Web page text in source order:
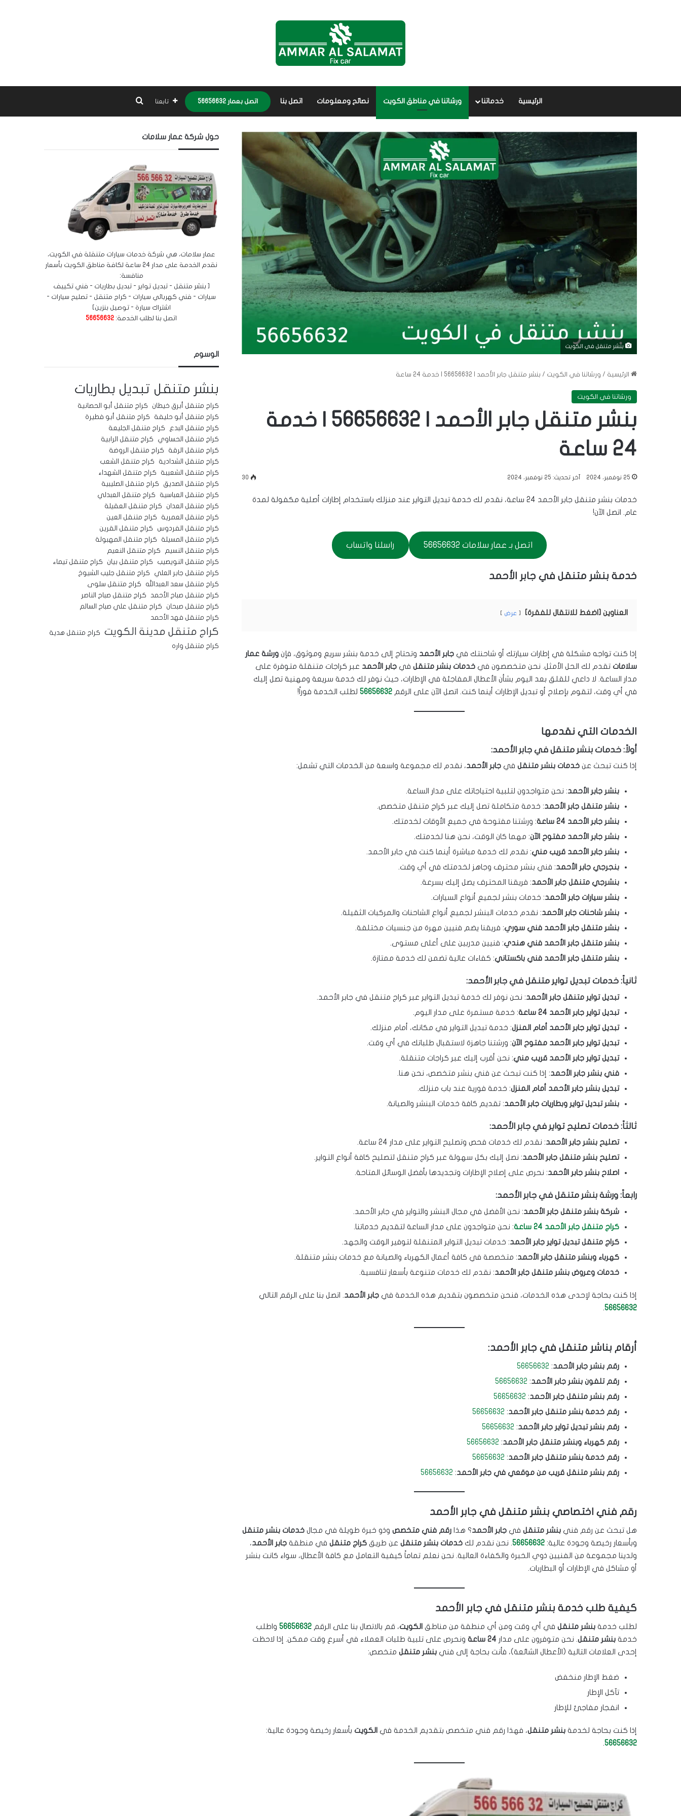
الرئيسية خدماتنا ورشاتنا في مناطق الكويت نصائح ومعلومات اتصل بنا اتصل بعمار 56656632 تابعنا بحث عن
بنشر متنقل في الكويت
الرئيسية / ورشاتنا في الكويت / بنشر متنقل جابر الأحمد | 56656632 | خدمة 24 ساعة
ورشاتنا في الكويت
بنشر متنقل جابر الأحمد | 56656632 | خدمة
24 ساعة
25 نوفمبر، 2024 آخر تحديث: 25 نوفمبر، 2024 30
خدمات بنشر متنقل جابر الأحمد 24 ساعة، نقدم لك خدمة تبديل التواير عند منزلك باستخدام إطارات أصلية مكفولة لمدة
عام. اتصل الآن!
اتصل بـ عمار سلامات 56656632 راسلنا واتساب
خدمة بنشر متنقل في جابر الأحمد
العناوين [اضغط للانتقال للفقرة] عرض
إذا كنت تواجه مشكلة في إطارات سيارتك أو شاحنتك في جابر الأحمد وتحتاج إلى خدمة بنشر سريع وموثوق، فإن ورشة عمار
سلامات تقدم لك الحل الأمثل. نحن متخصصون في خدمات بنشر متنقل في جابر الأحمد عبر كراجات متنقلة متوفرة على
مدار الساعة. لا داعي للقلق بعد اليوم بشأن الأعطال المفاجئة في الإطارات، حيث نوفر لك خدمة سريعة ومهنية تصل إليك
في أي وقت، لتقوم بإصلاح أو تبديل الإطارات أينما كنت. اتصل الآن على الرقم 56656632 لطلب الخدمة فوراً!
الخدمات التي نقدمها
أولاً: خدمات بنشر متنقل في جابر الأحمد:
إذا كنت تبحث عن خدمات بنشر متنقل في جابر الأحمد، نقدم لك مجموعة واسعة من الخدمات التي تشمل:
بنشر جابر الأحمد: نحن متواجدون لتلبية احتياجاتك على مدار الساعة.
بنشر متنقل جابر الأحمد: خدمة متكاملة تصل إليك عبر كراج متنقل متخصص.
بنشر جابر الأحمد 24 ساعة
: ورشتنا مفتوحة في جميع الأوقات لخدمتك.
بنشر جابر الأحمد مفتوح الآن: مهما كان الوقت، نحن هنا لخدمتك.
بنشر جابر الأحمد قريب مني: نقدم لك خدمة مباشرة أينما كنت في جابر الأحمد.
بنجرجي جابر الأحمد: فني بنشر محترف وجاهز لخدمتك في أي وقت.
بنشرجي متنقل جابر الأحمد: فريقنا المحترف يصل إليك بسرعة.
بنشر سيارات جابر الأحمد: خدمات بنشر لجميع أنواع السيارات.
بنشر شاحنات جابر الأحمد: نقدم خدمات البنشر لجميع أنواع الشاحنات والمركبات الثقيلة.
بنشر متنقل جابر الأحمد فني سوري: فريقنا يضم فنيين مهرة من جنسيات مختلفة.
بنشر متنقل جابر الأحمد فني هندي: فنيين مدربين على أعلى مستوى.
بنشر متنقل جابر الأحمد فني باكستاني: كفاءات عالية تضمن لك خدمة ممتازة.
ثانياً: خدمات تبديل تواير متنقل في جابر الأحمد:
تبديل تواير متنقل جابر الأحمد: نحن نوفر لك خدمة تبديل التواير عبر كراج متنقل في جابر الأحمد.
تبديل تواير جابر الأحمد 24 ساعة
: خدمة مستمرة على مدار اليوم.
تبديل تواير جابر الأحمد أمام المنزل: خدمة تبديل التواير في مكانك، أمام منزلك.
تبديل تواير جابر الأحمد مفتوح الآن: ورشتنا جاهزة لاستقبال طلباتك في أي وقت.
تبديل تواير جابر الأحمد قريب مني: نحن أقرب إليك عبر كراجات متنقلة.
فني بنشر جابر الأحمد: إذا كنت تبحث عن فني بنشر متخصص، نحن هنا.
تبديل بنشر جابر الأحمد أمام المنزل: خدمة فورية عند باب منزلك.
بنشر تبديل تواير وبطاريات جابر الأحمد: تقديم كافة خدمات البنشر والصيانة.
ثالثاً: خدمات تصليح تواير في جابر الأحمد:
تصليح بنشر جابر الأحمد: نقدم لك خدمات فحص وتصليح التواير على مدار 24 ساعة.
تصليح بنشر متنقل جابر الأحمد: نصل إليك بكل سهولة عبر كراج متنقل لتصليح كافة أنواع التواير.
اصلاح بنشر جابر الأحمد: نحرص على إصلاح الإطارات وتجديدها بأفضل الوسائل المتاحة.
رابعاً: ورشة بنشر متنقل في جابر الأحمد:
شركة بنشر متنقل جابر الأحمد: نحن الأفضل في مجال البنشر والتواير في جابر الأحمد.
كراج متنقل جابر الأحمد 24 ساعة
: نحن متواجدون على مدار الساعة لتقديم خدماتنا.
كراج متنقل تبديل تواير جابر الأحمد: خدمات تبديل التواير المتنقلة لتوفير الوقت والجهد.
كهرباء وبنشر متنقل جابر الأحمد: متخصصة في كافة أعمال الكهرباء والصيانة مع خدمات بنشر متنقلة.
خدمات وعروض بنشر متنقل جابر الأحمد: نقدم لك خدمات متنوعة بأسعار تنافسية.
إذا كنت بحاجة لإحدى هذه الخدمات، فنحن متخصصون بتقديم هذه الخدمة في جابر الأحمد. اتصل بنا على الرقم التالي
56656632
.
أرقام بناشر متنقل في جابر الأحمد:
رقم بنشر جابر الأحمد:
56656632
رقم تلفون بنشر جابر الأحمد:
56656632
رقم بنشر متنقل جابر الأحمد:
56656632
رقم خدمة بنشر متنقل جابر الأحمد:
56656632
رقم بنشر تبديل تواير جابر الأحمد:
56656632
رقم كهرباء وبنشر متنقل جابر الأحمد:
56656632
رقم خدمة بنشر متنقل جابر الأحمد:
56656632
رقم بنشر متنقل قريب من موقعي في جابر الأحمد:
56656632
رقم فني اختصاصي بنشر متنقل في جابر الأحمد
هل تبحث عن رقم فني بنشر متنقل في جابر الأحمد؟ هذا رقم فني متخصص وذو خبرة طويلة في مجال خدمات بنشر متنقل
وبأسعار رخيصة وجودة عالية: 56656632. نحن نقدم لك خدمات بنشر متنقل عن طريق كراج متنقل في منطقة جابر الأحمد،
ولدينا مجموعة من الفنيين ذوي الخبرة والكفاءة العالية. نحن نعلم تماماً كيفية التعامل مع كافة الأعطال، سواء كانت بنشر
أو مشاكل في الإطارات أو البطاريات.
كيفية طلب خدمة بنشر متنقل في جابر الأحمد
لطلب خدمة بنشر متنقل في أي وقت ومن أي منطقة من مناطق الكويت، قم بالاتصال بنا على الرقم 56656632 واطلب
خدمة بنشر متنقل. نحن متوفرون على مدار 24 ساعة
ونحرص على تلبية طلبات العملاء في أسرع وقت ممكن. إذا لاحظت
إحدى العلامات التالية (الأعطال الشائعة)، فأنت بحاجة إلى فني بنشر متنقل متخصص:
ضغط الإطار منخفض
تآكل الإطار
انفجار مفاجئ للإطار
إذا كنت بحاجة لخدمة بنشر متنقل، فهذا رقم فني متخصص بتقديم الخدمة في الكويت بأسعار رخيصة وجودة عالية:
56656632
.
حول شركة عمار سلامات
عمار سلامات، هي شركة خدمات سيارات متنقلة في الكويت،
نقدم الخدمة على مدار 24 ساعة لكافة مناطق الكويت بأسعار
منافسة:
[ بنشر متنقل - تبديل تواير - تبديل بطاريات - فني تكييف
سيارات - فني كهربائي سيارات - كراج متنقل - تصليح سيارات -
اشتراك سيارة - توصيل بنزين]
اتصل بنا لطلب الخدمة: 56656632
الوسوم
بنشر متنقل تبديل بطاريات
كراج متنقل أبرق خيطان
كراج متنقل أبو الحصانية
كراج متنقل أبو حليفة
كراج متنقل أبو فطيرة
كراج متنقل البدع
كراج متنقل الجليعة
كراج متنقل الحساوي
كراج متنقل الرابية
كراج متنقل الرقة
كراج متنقل الروضة
كراج متنقل الشدادية
كراج متنقل الشعب
كراج متنقل الشعيبة
كراج متنقل الشهداء
كراج متنقل الصديق
كراج متنقل الصليبية
كراج متنقل العباسية
كراج متنقل العبدلي
كراج متنقل العدان
كراج متنقل العقيلة
كراج متنقل العمرية
كراج متنقل العين
كراج متنقل الفردوس
كراج متنقل القرين
كراج متنقل المسيلة
كراج متنقل المهبولة
كراج متنقل النسيم
كراج متنقل النعيم
كراج متنقل النويصيب
كراج متنقل بيان
كراج متنقل تيماء
كراج متنقل جابر العلي
كراج متنقل جليب الشيوخ
كراج متنقل سعد العبدالله
كراج متنقل سلوى
كراج متنقل صباح الأحمد
كراج متنقل صباح الناصر
كراج متنقل صبحان
كراج متنقل علي صباح السالم
كراج متنقل فهد الأحمد
كراج متنقل مدينة الكويت
كراج متنقل هدية
كراج متنقل واره